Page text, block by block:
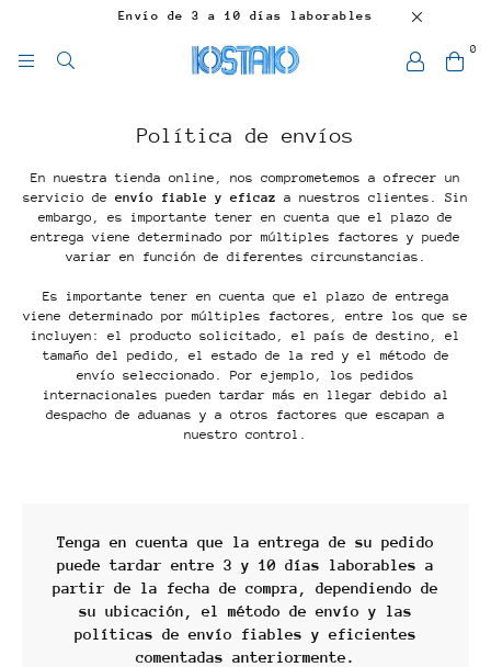
Envío de 3 a 10 días laborables
0
Política de envíos
En nuestra tienda online, nos comprometemos a ofrecer un
servicio de envío fiable y eficaz a nuestros clientes. Sin
embargo, es importante tener en cuenta que el plazo de
entrega viene determinado por múltiples factores y puede
variar en función de diferentes circunstancias.
Es importante tener en cuenta que el plazo de entrega
viene determinado por múltiples factores, entre los que se
incluyen: el producto solicitado, el país de destino, el
tamaño del pedido, el estado de la red y el método de
envío seleccionado. Por ejemplo, los pedidos
internacionales pueden tardar más en llegar debido al
despacho de aduanas y a otros factores que escapan a
nuestro control.
Tenga en cuenta que la entrega de su pedido
puede tardarentre 3 y 10 días laborables a
partir de la fecha de compra , dependiendo de
su ubicación, el método de envío y las
políticas de envío fiables y eficientes
comentadas anteriormente.